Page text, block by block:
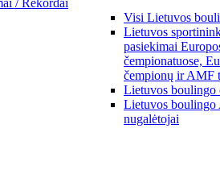
/ Rekordai
Visi Lietuvos
Lietuvos
pasiekimai
čempionatuose,
čempionų ir AMF
Lietuvos boulingo
Lietuvos boulingo
nugalėtojai